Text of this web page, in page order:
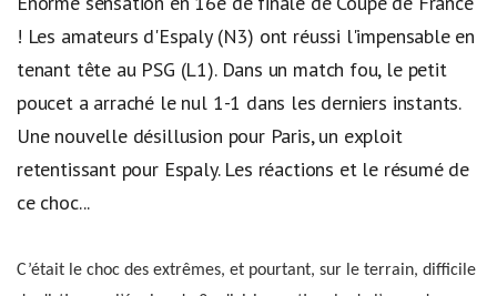
! Les amateurs d'Espaly (N3) ont réussi l'impensable en
tenant tête au PSG (L1). Dans un match fou, le petit
poucet a arraché le nul 1-1 dans les derniers instants.
Une nouvelle désillusion pour Paris, un exploit
retentissant pour Espaly. Les réactions et le résumé de
ce choc...
C’était le choc des extrêmes, et pourtant, sur le terrain, difficile